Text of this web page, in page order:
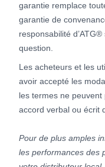
garantie remplace
garantie de
responsabilité
question.
Les acheteurs et les
avoir accepté les
les termes ne
accord verbal ou écrit
Pour de plus amples
les performances des